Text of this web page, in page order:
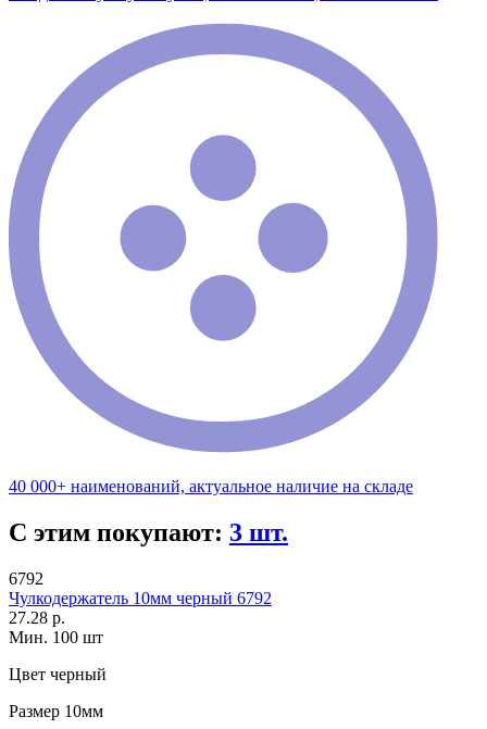
40 000+ наименований, актуальное наличие на складе
С этим покупают: 3 шт.
6792
Чулкодержатель 10мм черный 6792
27.28 р.
Мин. 100 шт
Цвет черный
Размер 10мм